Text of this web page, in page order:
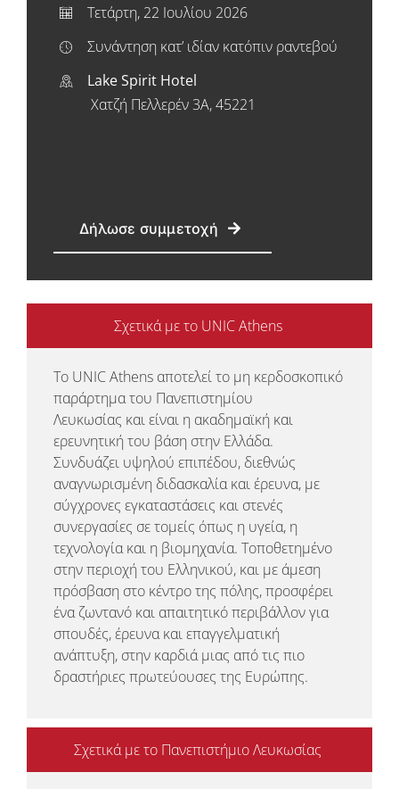
Τετάρτη, 22 Ιουλίου 2026
Συνάντηση κατ’ ιδίαν κατόπιν ραντεβού
LakeSpirit Hotel
Χατζή Πελλερέν 3Α, 45221
Δήλωσε συμμετοχή
Σχετικά με το UNIC Athens
Το UNIC Athens αποτελεί το μη κερδοσκοπικό
παράρτημα του Πανεπιστημίου
Λευκωσίας και είναι η ακαδημαϊκή και
ερευνητική του βάση στην Ελλάδα.
Συνδυάζει υψηλού επιπέδου, διεθνώς
αναγνωρισμένη διδασκαλία και έρευνα, με
σύγχρονες εγκαταστάσεις και στενές
συνεργασίες σε τομείς όπως η υγεία, η
τεχνολογία και η βιομηχανία. Τοποθετημένο
στην περιοχή του Ελληνικού, και με άμεση
πρόσβαση στο κέντρο της πόλης, προσφέρει
ένα ζωντανό και απαιτητικό περιβάλλον για
σπουδές, έρευνα και επαγγελματική
ανάπτυξη, στην καρδιά μιας από τις πιο
δραστήριες πρωτεύουσες της Ευρώπης.
Σχετικά με το Πανεπιστήμιο Λευκωσίας